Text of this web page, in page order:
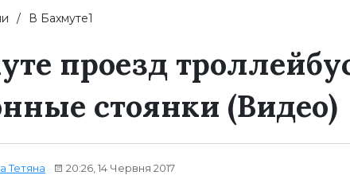
В Бахмуте1
проезд
стоянки (Видео)
Тетяна 20:26, 14 Червня 2017